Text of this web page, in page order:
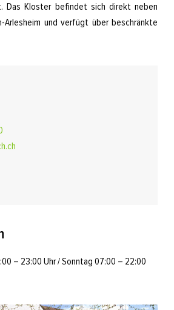
Das Kloster befindet sich direkt neben
Arlesheim und verfügt über beschränkte
– 23:00 Uhr / Sonntag 07:00 – 22:00